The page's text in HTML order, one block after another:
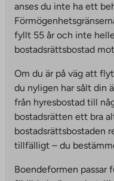
anses du inte ha ett
fyllt 55 år och inte
bostadsrättsbostad
Om du är på väg att
du nyligen har sålt din
från hyresbostad till
bostadsrätten ett bra
bostadsrättsbostaden
tillfälligt – du
Boendeformen passar